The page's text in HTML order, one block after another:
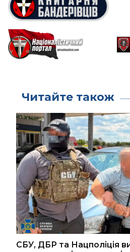
Читайте також
СБУ, ДБР та Нацполіція